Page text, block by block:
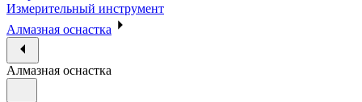
Измерительный инструмент
Алмазная оснастка
Алмазная оснастка